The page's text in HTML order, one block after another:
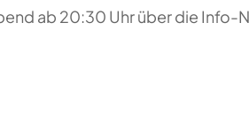
ab 20:30 Uhr über die Info-